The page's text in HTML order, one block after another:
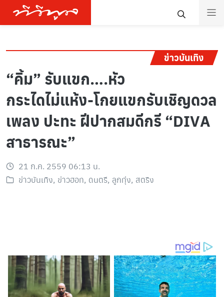
ข่าวบันเทิง
“คิ้ม” รับแขก….หัว
กระไดไม่แห้ง-โกยแขกรับเชิญดวล
เพลง ปะทะ ฝีปากสมดีกรี “DIVA
สาธารณะ”
21 ก.ค. 2559 06:13 น.
ข่าวบันเทิง, ข่าวฮอท, ดนตรี, ลูกทุ่ง, สตริง